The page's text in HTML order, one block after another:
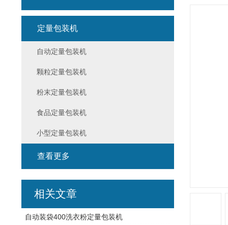
定量包装机
自动定量包装机
颗粒定量包装机
粉末定量包装机
食品定量包装机
小型定量包装机
查看更多
相关文章
自动装袋400洗衣粉定量包装机